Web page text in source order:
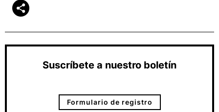
Suscríbete a nuestro boletín
Formulario de registro